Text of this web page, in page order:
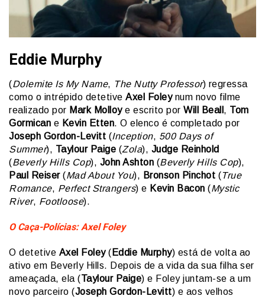
Eddie Murphy
(Dolemite Is My Name, The Nutty Professor) regressa
como o intrépido detetive Axel Foleynum novo filme
realizado por Mark Molloye escrito por Will Beall , Tom
Gormican e Kevin Etten. O elenco é completado por
Joseph Gordon-Levitt (Inception, 500 Days of
Summer), Taylour Paige (Zola), Judge Reinhold
(Beverly Hills Cop), John Ashton (Beverly Hills Cop),
Paul Reiser(Mad About You), Bronson Pinchot (True
Romance, Perfect Strangers) e Kevin Bacon (Mystic
River, Footloose).
O Caça-Polícias: Axel Foley
O detetive Axel Foley( Eddie Murphy) está de volta ao
ativo em Beverly Hills. Depois de a vida da sua filha ser
ameaçada, ela (Taylour Paige) e Foley juntam-se a um
novo parceiro (Joseph Gordon-Levitt) e aos velhos